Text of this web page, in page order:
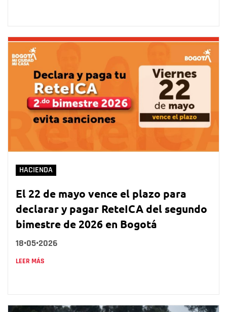
HACIENDA
El 22 de mayo vence el plazo para
declarar y pagar ReteICA del segundo
bimestre de 2026 en Bogotá
18•05•2026
LEER MÁS